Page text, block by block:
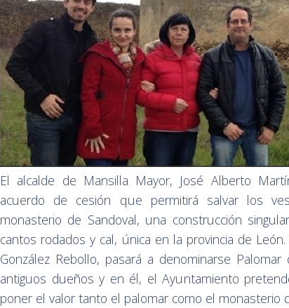
El alcalde de Mansilla Mayor, José Alberto
acuerdo de cesión que permitirá salvar los
monasterio de Sandoval, una construcción
cantos rodados y cal, única en la provincia de
González Rebollo, pasará a denominarse
antiguos dueños y en él, el Ayuntamiento
poner el valor tanto el palomar como el monasterio